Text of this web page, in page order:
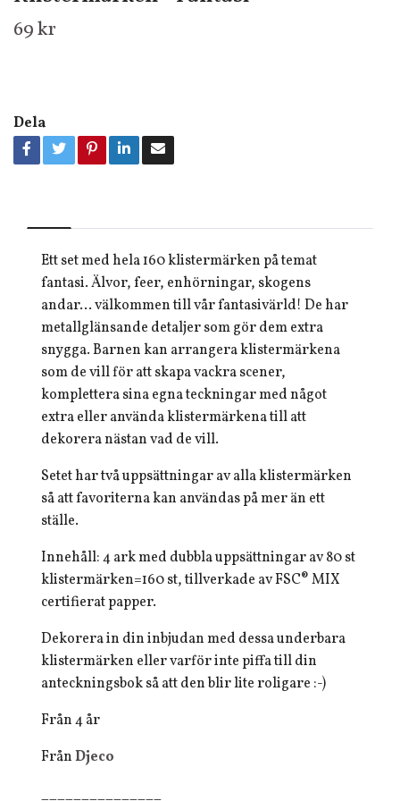
69 kr
Dela
Ett set med hela 160 klistermärken på temat
fantasi. Älvor, feer, enhörningar, skogens
andar... välkommen till vår fantasivärld! Dehar
metallglänsande detaljer som gör dem extra
snygga.Barnen kan arrangera klistermärkena
som de vill för att skapa vackra scener,
komplettera sina egna teckningar med något
extra eller använda klistermärkena till att
dekorera nästan vad de vill.
Setet har två uppsättningar av alla klistermärken
så att favoriterna kan användas på mer än ett
ställe.
Innehåll: 4 ark med dubbla uppsättningar av 80 st
klistermärken=160 st, tillverkade av FSC®️ MIX
certifierat papper.
Dekorera in din inbjudan med dessa underbara
klistermärken eller varför inte piffa till din
anteckningsbok så att den blir lite roligare :-)
Från 4 år
FrånDjeco